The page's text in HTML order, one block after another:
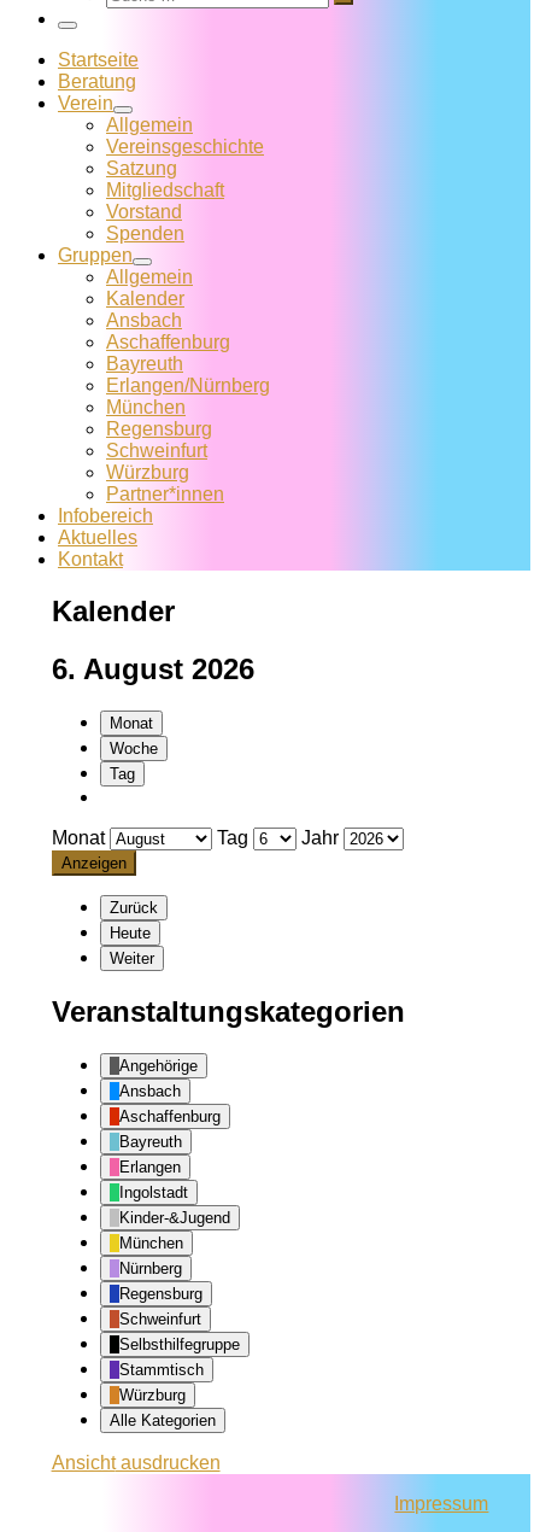
Suche
Menü
Startseite
Beratung
Verein
Allgemein
Vereins­geschichte
Satzung
Mitglied­schaft
Vorstand
Spenden
Gruppen
Allgemein
Kalender
Ansbach
Aschaffenburg
Bayreuth
Erlangen/Nürnberg
München
Regensburg
Schweinfurt
Würzburg
Partner*innen
Infobereich
Aktuelles
Kontakt
Kalender
6. August 2026
Monat
Woche
Tag
Monat Tag Jahr
Zurück
Heute
Weiter
Veranstaltungskategorien
Angehörige
Ansbach
Aschaffenburg
Bayreuth
Erlangen
Ingolstadt
Kinder-&Jugend
München
Nürnberg
Regensburg
Schweinfurt
Selbsthilfegruppe
Stammtisch
Würzburg
Alle Kategorien
Ansichtausdrucken
Impressum